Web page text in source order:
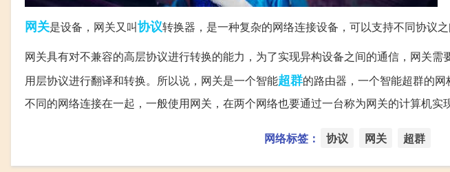
网关是设备，网关又叫协议转换器，是一种复杂的网络连接设备，可以支持不同协议
网关具有对不兼容的高层协议进行转换的能力，为了实现异构设备之间的通信，网关
用层协议进行翻译和转换。所以说，网关是一个智能超群的路由器，一个智能超群的
不同的网络连接在一起，一般使用网关，在两个网络也要通过一台称为网关的计算机实
网络标签： 协议 网关 超群